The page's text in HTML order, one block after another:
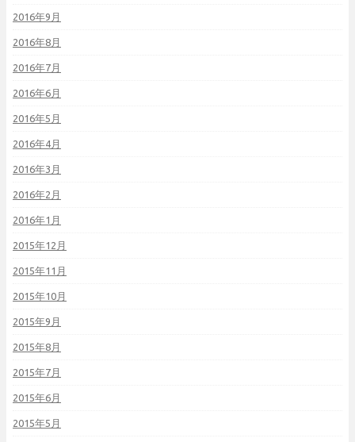
2016年9月
2016年8月
2016年7月
2016年6月
2016年5月
2016年4月
2016年3月
2016年2月
2016年1月
2015年12月
2015年11月
2015年10月
2015年9月
2015年8月
2015年7月
2015年6月
2015年5月